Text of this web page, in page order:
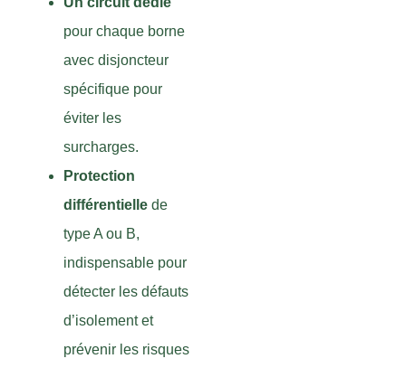
pour chaque borne
avec disjoncteur
spécifique pour
éviter les
surcharges.
Protection
différentielle de
type A ou B,
indispensable pour
détecter les défauts
d’isolement et
prévenir les risques